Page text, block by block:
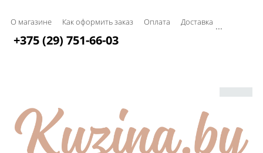
О магазине Как оформить заказ Оплата Доставка ...
+375 (29) 751-66-03